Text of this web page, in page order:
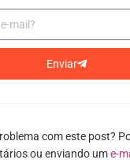
Enviar
com este post?
ou enviando ume-